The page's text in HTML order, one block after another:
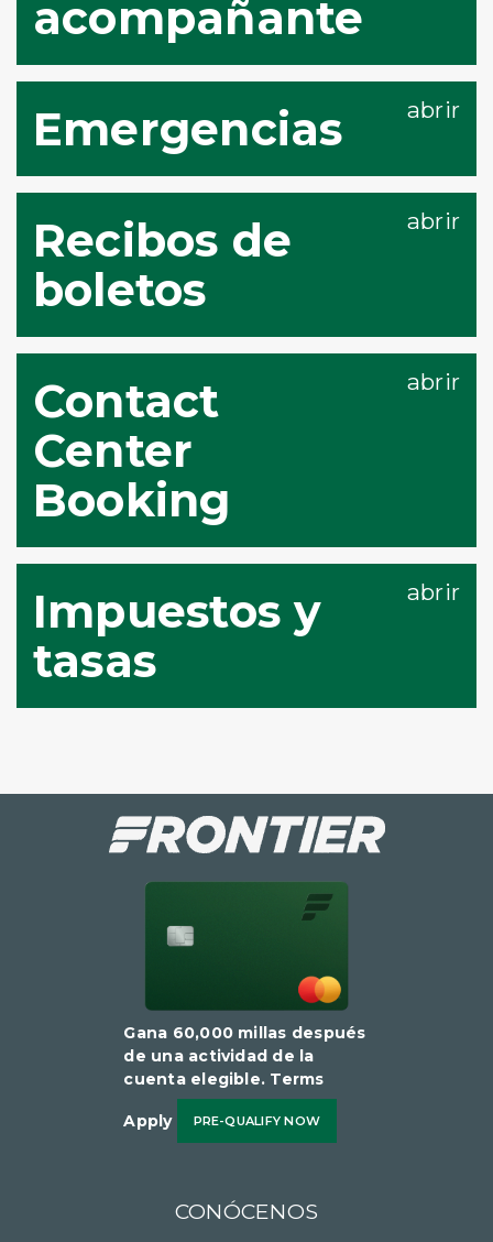
acompañante
Emergencias
Recibos de
boletos
Contact
Center
Booking
Impuestos y
tasas
Gana 60,000 millas después
de una actividad de la
cuenta elegible​​​​​​​. Terms
Apply PRE-QUALIFY NOW
CONÓCENOS